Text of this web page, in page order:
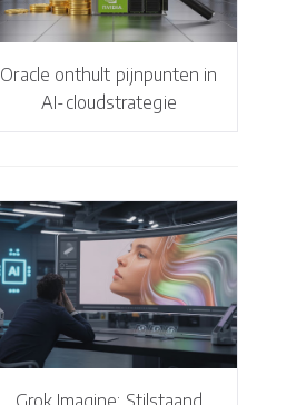
Oracle onthult pijnpunten in
AI-cloudstrategie
Grok Imagine: Stilstaand